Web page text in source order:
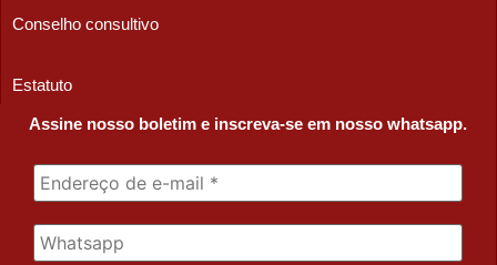
Conselho consultivo
Estatuto
Assine nosso boletim e inscreva-se em nosso whatsapp.